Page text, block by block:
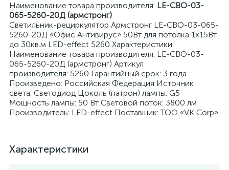
Наименование товара производителя: LE-СВО-03-
065-5260-20Д (армстронг)
Светильник-рециркулятор Армстронг LE-СВО-03-065-
5260-20Д «Офис Антивирус» 50Вт для потолка 1х15Вт
до 30кв.м LED-effect 5260 Характеристики:
Наименование товара производителя: LE-СВО-03-
065-5260-20Д (армстронг) Артикул
производителя: 5260 Гарантийный срок: 3 года
Произведено: Российская Федерация Источник
света: Светодиод Цоколь (патрон) лампы: G5
Мощность лампы: 50 Вт Световой поток: 3800 лм
Производитель: LED-effect Поставщик: ТОО «VK Corp»
Характеристики